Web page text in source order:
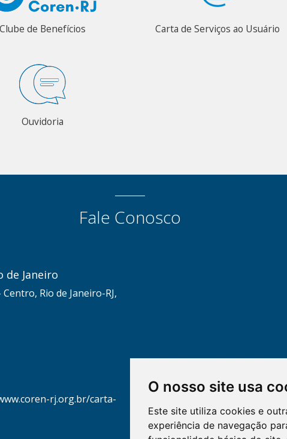
O nosso site usa
Este site utiliza cookies e
experiência de navegação
Clube de Benefícios Carta de Serviços ao Usuário
Ouvidoria
Fale Conosco
de Janeiro
Centro, Rio de Janeiro-RJ,
rj.org.br/carta-